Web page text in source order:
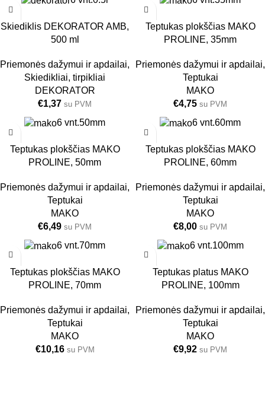
Skiediklis DEKORATOR AMB,
500 ml
Priemonės dažymui ir apdailai,
Skiedikliai, tirpikliai
DEKORATOR
€1,37 su PVM
Teptukas plokščias MAKO
PROLINE, 35mm
Priemonės dažymui ir apdailai,
Teptukai
MAKO
€4,75 su PVM
6 vnt.50mm
Teptukas plokščias MAKO
PROLINE, 50mm
Priemonės dažymui ir apdailai,
Teptukai
MAKO
€6,49 su PVM
6 vnt.60mm
Teptukas plokščias MAKO
PROLINE, 60mm
Priemonės dažymui ir apdailai,
Teptukai
MAKO
€8,00 su PVM
6 vnt.70mm
Teptukas plokščias MAKO
PROLINE, 70mm
Priemonės dažymui ir apdailai,
Teptukai
MAKO
€10,16 su PVM
6 vnt.100mm
Teptukas platus MAKO
PROLINE, 100mm
Priemonės dažymui ir apdailai,
Teptukai
MAKO
€9,92 su PVM